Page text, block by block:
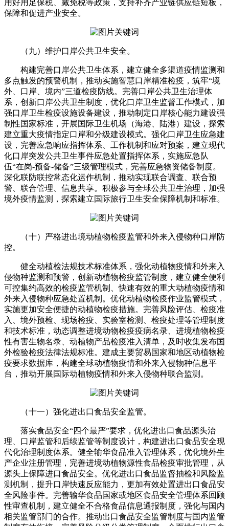
用好用足保税、减免税等政策，支持补齐产业链供应链短板，
保障和促进产业安全。
（九）维护口岸公共卫生安全。
构建完善口岸公共卫生体系，建立健全多渠道疫情监测和
多点触发的预警机制，推动实施智慧口岸精准检疫，筑牢“境
外、口岸、境内”三道检疫防线。完善口岸公共卫生治理体
系，创新口岸公共卫生制度，优化口岸卫生监督工作模式，加
强口岸卫生检疫设施设备建设，推动制定口岸核心能力建设强
制性国家标准，开展国际卫生机场（海港、陆港）建设，探索
建立重大疫情指定口岸和分级建设模式。强化口岸卫生应急建
设，完善应急响应指挥体系、工作机制和应对预案，建立现代
化口岸突发公共卫生事件应急处置指挥体系，实施应急队
伍“在岗-预备-储备”三级管理模式，完善应急物资储备制度。
深化联防联控常态化运作机制，推动实现联合调查、联合预
警、联合管理、信息共享。积极参与全球公共卫生治理，加强
境外疫情监测，探索建立国际旅行卫生安全保障机制和标准。
（十）严格进出境动植物检疫监管和外来入侵物种口岸防
控。
健全动植检法规技术标准体系，强化动植物疫情和外来入
侵物种监测和预警，创新动植物检疫监管制度，建立健全便利
可控集约高效的检疫监管机制、快速有效的重大动植物疫情和
外来入侵物种应急处置机制。优化动植物检疫作业监管模式，
实施更加安全便捷的动植物检疫措施。完善风险评估、检疫准
入、境外预检、现场检疫、实验室检测、检疫处理等管理制度
和技术标准，动态调整进境动物检疫疫病名录、进境植物检疫
性有害生物名录、动植物产品检疫准入清单，及时收集发布国
外检验检疫法律法规标准。建成主要贸易国家和地区动植物检
疫要求数据库，构建全球动植物疫情和外来入侵物种信息平
台，推动开展国际动植物疫情和外来入侵物种联合监测。
（十一）强化进出口食品安全监管。
落实食品安全“四个最严”要求，优化进出口食品源头治
理、口岸监管和后续监管等制度设计，构建进出口食品安全现
代化治理制度体系。健全输华食品准入管理体系，优化境外生
产企业注册管理，完善进境动植物源性食品检疫审批管理，从
源头上保障进口食品安全。优化进出口食品监督抽检和风险监
测机制，提升口岸快速反应能力，更加有效处置进出口食品安
全风险事件。完善输华食品国家或地区食品安全管理体系回顾
性审查机制，建立健全不合格食品信息通报制度，强化与国内
相关监管部门的合作。推动出口食品安全监管制度与国内监管